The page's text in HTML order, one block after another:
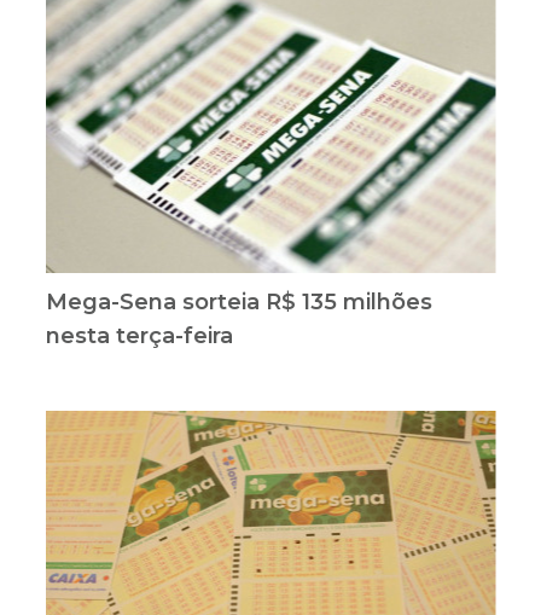
Mega-Sena sorteia R$ 135 milhões
nesta terça-feira